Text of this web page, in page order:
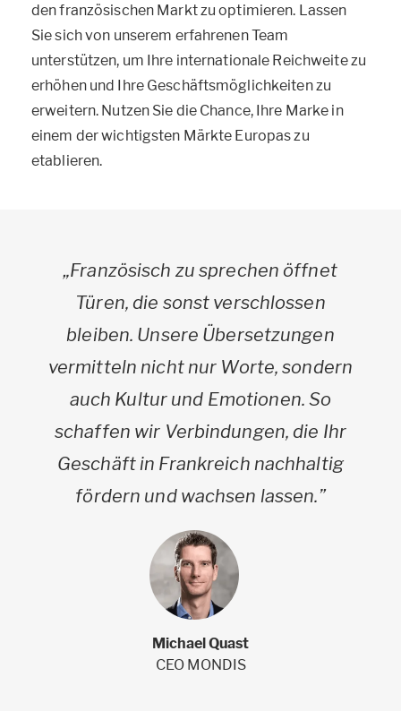
den französischen Markt zu optimieren. Lassen
Sie sich von unserem erfahrenen Team
unterstützen, um Ihre internationale Reichweite zu
erhöhen und Ihre Geschäftsmöglichkeiten zu
erweitern. Nutzen Sie die Chance, Ihre Marke in
einem der wichtigsten Märkte Europas zu
etablieren.
„Französisch zu sprechen öffnet
Türen, die sonst verschlossen
bleiben. Unsere Übersetzungen
vermitteln nicht nur Worte, sondern
auch Kultur und Emotionen. So
schaffen wir Verbindungen, die Ihr
Geschäft in Frankreich nachhaltig
fördern und wachsen lassen.”
Michael Quast
CEO MONDIS